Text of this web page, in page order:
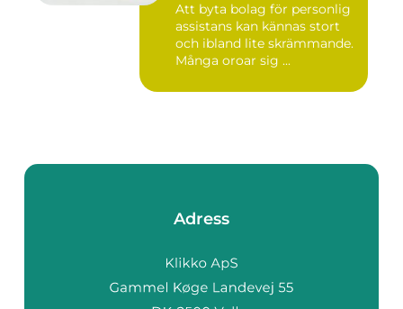
Att byta bolag för personlig
assistans kan kännas stort
och ibland lite skrämmande.
Många oroar sig ...
Adress